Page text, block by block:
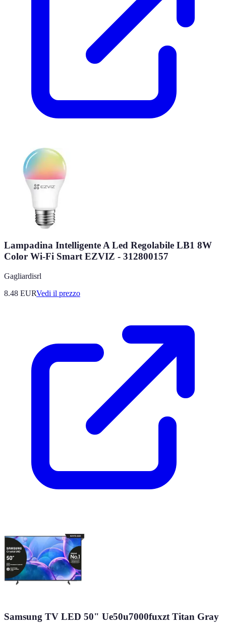
Lampadina Intelligente A Led Regolabile LB1 8W
Color Wi-Fi Smart EZVIZ - 312800157
Gagliardisrl
8.48 EURVedi il prezzo
Samsung TV LED 50" Ue50u7000fuxzt Titan Gray